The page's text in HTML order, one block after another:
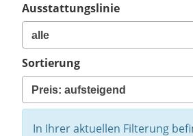
Ausstattungslinie
Sortierung
In Ihrer aktuellen Filterung